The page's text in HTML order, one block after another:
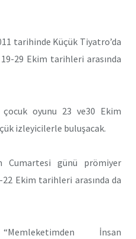
tarihinde Küçük Tiyatro’da
29 Ekim tarihleri arasında
çocuk oyunu 23 ve30 Ekim
izleyicilerle buluşacak.
Cumartesi günü prömiyer
22 Ekim tarihleri arasında da
İnsan